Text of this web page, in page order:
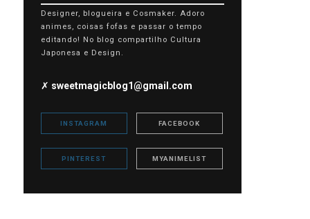
Designer, blogueira e Cosmaker. Adoro
animes, coisas fofas e passar o tempo
editando! No blog compartilho Cultura
Japonesa e Design.
✗ sweetmagicblog1@gmail.com
INSTAGRAM FACEBOOK
PINTEREST MYANIMELIST